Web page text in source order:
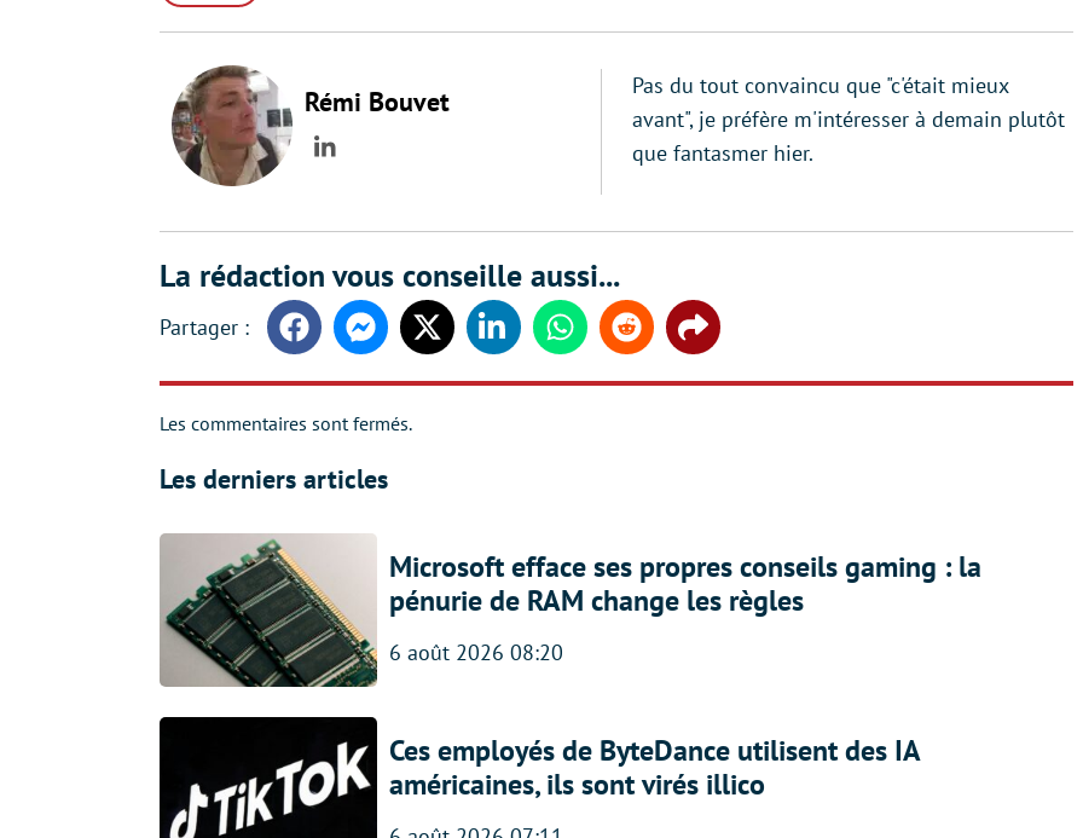
Rémi Bouvet
LinkedIn
Pas du tout convaincu que "c'était mieux
avant", je préfère m'intéresser à demain plutôt
que fantasmer hier.
La rédaction vous conseille aussi...
FacebookMessengerTwitter LinkedinWhatsappReddit Share
Les commentaires sont fermés.
Les derniers articles
Microsoft efface ses propres conseils gaming : la
pénurie de RAM change les règles
6 août 2026 08:20
Ces employés de ByteDance utilisent des IA
américaines, ils sont virés illico